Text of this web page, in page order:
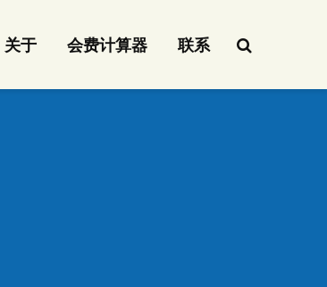
关于 会费计算器 联系